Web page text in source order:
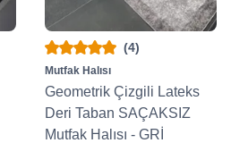
(4)
Mutfak Halısı
Geometrik Çizgili Lateks
Deri Taban SAÇAKSIZ
Mutfak Halısı - GRİ